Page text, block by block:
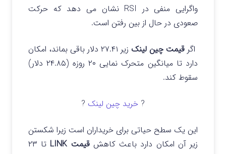
واگرایی منفی در RSI نشان می دهد که حرکت
صعودی در حال از بین رفتن است.
اگر قیمت چین لینک
زیر ۲۷.۴۱ دلار باقی بماند، امکان
دارد تا میانگین متحرک نمایی ۲۰ روزه (۲۴.۸۵ دلار)
سقوط کند.
? خرید چین لینک ?
این یک سطح حیاتی برای خریداران است زیرا شکستن
زیر آن امکان دارد باعث کاهش قیمت LINK
تا ۲۳